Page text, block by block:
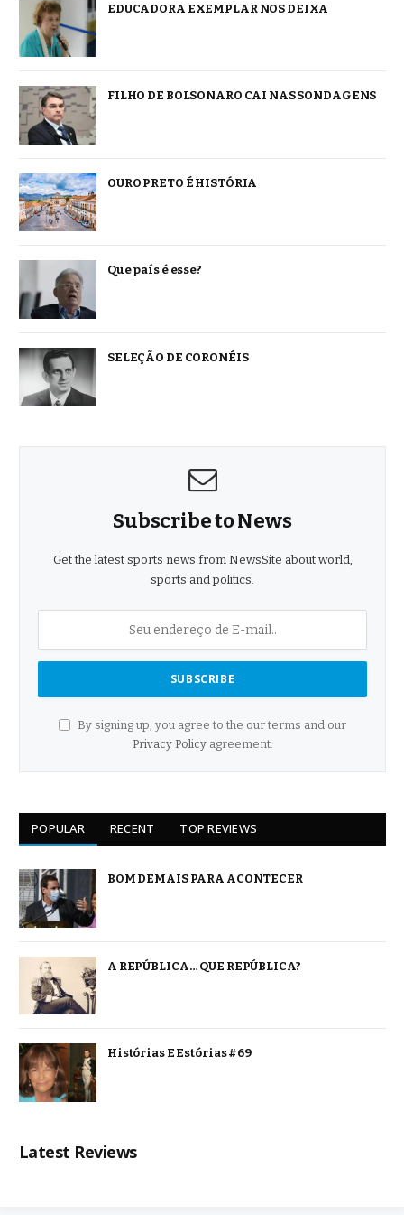
EDUCADORA EXEMPLAR NOS DEIXA
FILHO DE BOLSONARO CAI NAS SONDAGENS
OURO PRETO É HISTÓRIA
Que país é esse?
SELEÇÃO DE CORONÉIS
Subscribe to News
Get the latest sports news from NewsSite about world,
sports and politics.
By signing up, you agree to the our terms and our
Privacy Policyagreement.
POPULAR RECENT TOP REVIEWS
BOM DEMAIS PARA ACONTECER
A REPÚBLICA… QUE REPÚBLICA?
Histórias E Estórias #69
Latest Reviews